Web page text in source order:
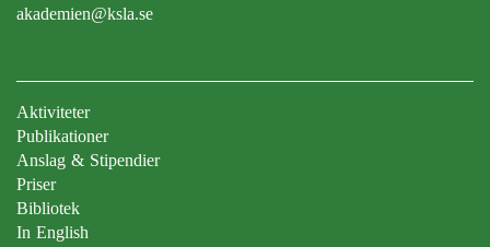
akademien@ksla.se
Aktiviteter
Publikationer
Anslag & Stipendier
Priser
Bibliotek
In English